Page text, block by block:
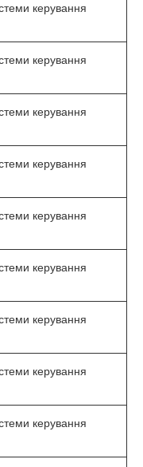
керування
керування
керування
керування
керування
керування
керування
керування
керування